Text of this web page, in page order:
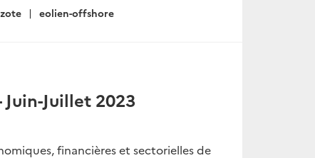
eolien-offshore
Juin-Juillet 2023
financières et sectorielles de